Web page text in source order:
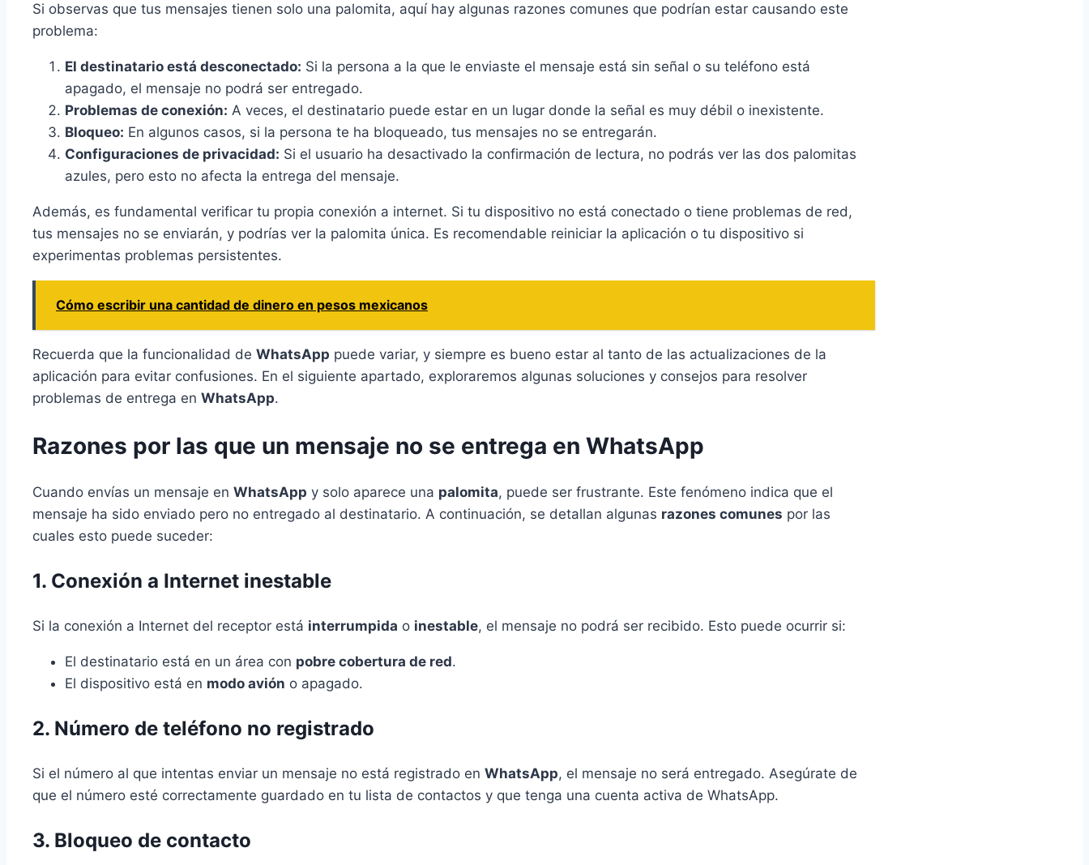
Si observas que tus mensajes tienen solo una palomita, aquí hay algunas razones comunes que podrían estar causando este
problema:
El destinatario está desconectado: Si la persona a la que le enviaste el mensaje está sin señal o su teléfono está
apagado, el mensaje no podrá ser entregado.
Problemas de conexión: A veces, el destinatario puede estar en un lugar donde la señal es muy débil o inexistente.
Bloqueo: En algunos casos, si la persona te ha bloqueado, tus mensajes no se entregarán.
Configuraciones de privacidad: Si el usuario ha desactivado la confirmación de lectura, no podrás ver las dos palomitas
azules, pero esto no afecta la entrega del mensaje.
Además, es fundamental verificar tu propia conexión a internet. Si tu dispositivo no está conectado o tiene problemas de red,
tus mensajes no se enviarán, y podrías ver la palomita única. Es recomendable reiniciar la aplicación o tu dispositivo si
experimentas problemas persistentes.
Cómo escribir una cantidad de dinero en pesos mexicanos
Recuerda que la funcionalidad de WhatsApp puede variar, y siempre es bueno estar al tanto de las actualizaciones de la
aplicación para evitar confusiones. En el siguiente apartado, exploraremos algunas soluciones y consejos para resolver
problemas de entrega en WhatsApp.
Razones por las que un mensaje no se entrega en WhatsApp
Cuando envías un mensaje en WhatsApp y solo aparece una palomita, puede ser frustrante. Este fenómeno indica que el
mensaje ha sido enviado pero no entregado al destinatario. A continuación, se detallan algunas razones comunes por las
cuales esto puede suceder:
1. Conexión a Internet inestable
Si la conexión a Internet del receptor está interrumpida o inestable, el mensaje no podrá ser recibido. Esto puede ocurrir si:
El destinatario está en un área con pobre cobertura de red.
El dispositivo está en modo avión o apagado.
2. Número de teléfono no registrado
Si el número al que intentas enviar un mensaje no está registrado en WhatsApp, el mensaje no será entregado. Asegúrate de
que el número esté correctamente guardado en tu lista de contactos y que tenga una cuenta activa de WhatsApp.
3. Bloqueo de contacto